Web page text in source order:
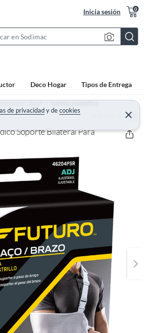
Inicia sesión 0
c
h
B
r
Deco Hogar Tipos de Entrega
de privacidadydecookies
C
e
r
a
y salud - Salud Equipos ortopédicos
(0)
Soporte Bilateral Para